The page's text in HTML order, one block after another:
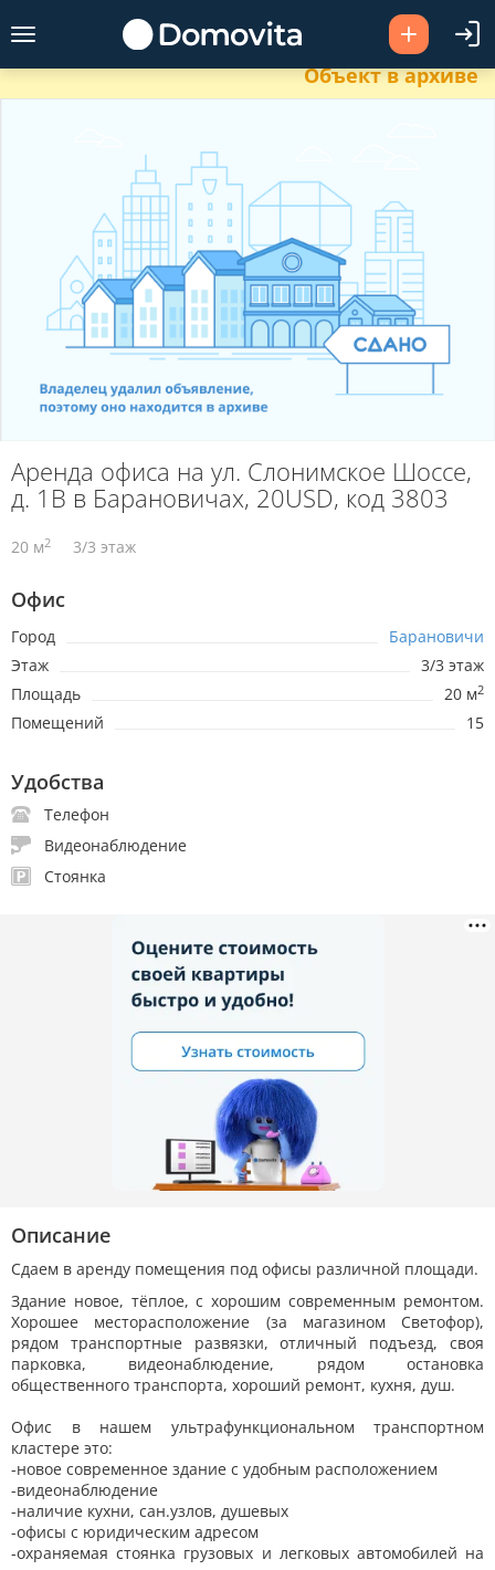
Объект в архиве
Аренда офиса на ул. Слонимское Шоссе,
д. 1В в Барановичах, 20USD, код 3803
20 м2 3/3 этаж
Офис
Город
Барановичи
Этаж
3/3 этаж
Площадь
20 м2
Помещений 15
Удобства
Телефон
Видеонаблюдение
Стоянка
Описание
Сдаем в аренду помещения под офисы различной площади.
Здание новое, тёплое, с хорошим современным ремонтом.
Хорошее месторасположение (за магазином Светофор),
рядом транспортные развязки, отличный подъезд, своя
парковка, видеонаблюдение, рядом остановка
общественного транспорта, хороший ремонт, кухня, душ.
Офис в нашем ультрафункциональном транспортном
кластере это:
-новое современное здание с удобным расположением
-видеонаблюдение
-наличие кухни, сан.узлов, душевых
-офисы с юридическим адресом
-охраняемая стоянка грузовых и легковых автомобилей на